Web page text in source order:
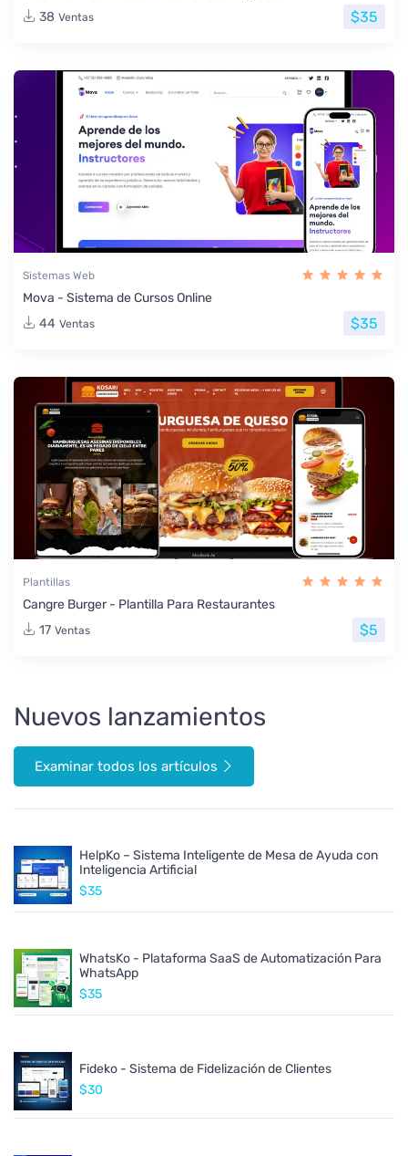
38 Ventas $35
Sistemas Web
Mova - Sistema de Cursos Online
44 Ventas $35
Plantillas
Cangre Burger - Plantilla Para Restaurantes
17 Ventas $5
Nuevos lanzamientos
Examinar todos los artículos
HelpKo – Sistema Inteligente de Mesa de Ayuda con
Inteligencia Artificial
$35
WhatsKo - Plataforma SaaS de Automatización Para
WhatsApp
$35
Fideko - Sistema de Fidelización de Clientes
$30